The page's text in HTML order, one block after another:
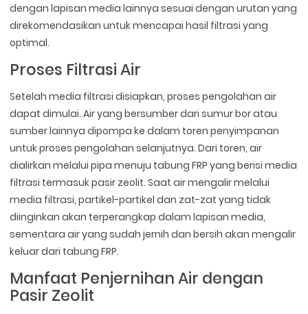
dengan lapisan media lainnya sesuai dengan urutan yang
direkomendasikan untuk mencapai hasil filtrasi yang
optimal.
Proses Filtrasi Air
Setelah media filtrasi disiapkan, proses pengolahan air
dapat dimulai. Air yang bersumber dari sumur bor atau
sumber lainnya dipompa ke dalam toren penyimpanan
untuk proses pengolahan selanjutnya. Dari toren, air
dialirkan melalui pipa menuju tabung FRP yang berisi media
filtrasi termasuk pasir zeolit. Saat air mengalir melalui
media filtrasi, partikel-partikel dan zat-zat yang tidak
diinginkan akan terperangkap dalam lapisan media,
sementara air yang sudah jernih dan bersih akan mengalir
keluar dari tabung FRP.
Manfaat Penjernihan Air dengan
Pasir Zeolit